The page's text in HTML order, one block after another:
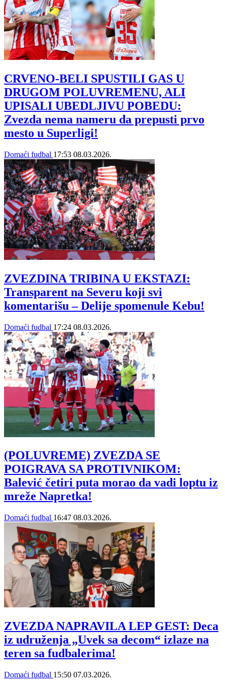
CRVENO-BELI SPUSTILI GAS U
DRUGOM POLUVREMENU, ALI
UPISALI UBEDLJIVU POBEDU:
Zvezda nema nameru da prepusti prvo
mesto u Superligi!
Domaći fudbal 17:53 08.03.2026.
ZVEZDINA TRIBINA U EKSTAZI:
Transparent na Severu koji svi
komentarišu – Delije spomenule Kebu!
Domaći fudbal 17:24 08.03.2026.
(POLUVREME) ZVEZDA SE
POIGRAVA SA PROTIVNIKOM:
Balević četiri puta morao da vadi loptu iz
mreže Napretka!
Domaći fudbal 16:47 08.03.2026.
ZVEZDA NAPRAVILA LEP GEST: Deca
iz udruženja „Uvek sa decom“ izlaze na
teren sa fudbalerima!
Domaći fudbal 15:50 07.03.2026.